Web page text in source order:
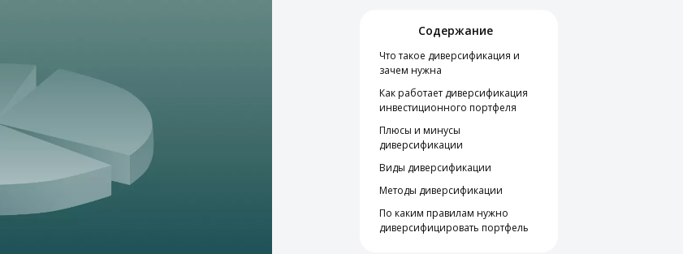
Содержание
Что такое диверсификация и
зачем нужна
Как работает диверсификация
инвестиционного портфеля
Плюсы и минусы
диверсификации
Виды диверсификации
Методы диверсификации
По каким правилам нужно
диверсифицировать портфель